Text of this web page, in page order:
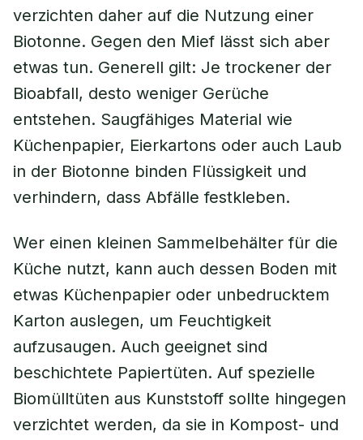
verzichten daher auf die Nutzung einer
Biotonne. Gegen den Mief lässt sich aber
etwas tun. Generell gilt: Je trockener der
Bioabfall, desto weniger Gerüche
entstehen. Saugfähiges Material wie
Küchenpapier, Eierkartons oder auch Laub
in der Biotonne binden Flüssigkeit und
verhindern, dass Abfälle festkleben.
Wer einen kleinen Sammelbehälter für die
Küche nutzt, kann auch dessen Boden mit
etwas Küchenpapier oder unbedrucktem
Karton auslegen, um Feuchtigkeit
aufzusaugen. Auch geeignet sind
beschichtete Papiertüten. Auf spezielle
Biomülltüten aus Kunststoff sollte hingegen
verzichtet werden, da sie in Kompost- und